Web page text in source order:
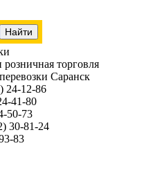
розничная торговля
Саранск
24-12-86
41-80
50-73
30-81-24
83